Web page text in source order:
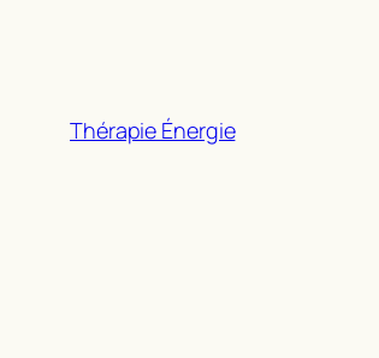
Thérapie Énergie